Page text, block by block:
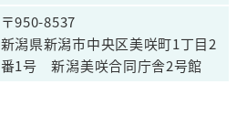
〒950-8537
新潟県新潟市中央区美咲町1丁目2
番1号 新潟美咲合同庁舎2号館